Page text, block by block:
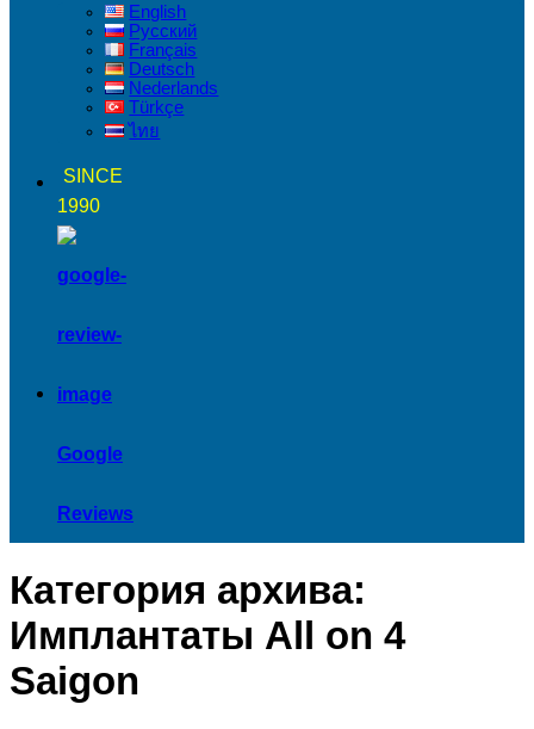
English
Русский
Français
Deutsch
Nederlands
Türkçe
ไทย
SINCE
1990
Google
Reviews
Категория архива:
Имплантаты All on 4
Saigon